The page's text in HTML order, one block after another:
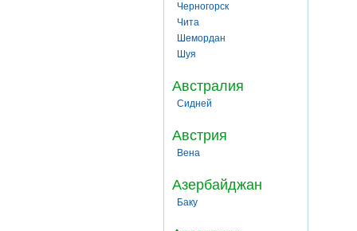
Черногорск
Чита
Шемордан
Шуя
Австралия
Сидней
Австрия
Вена
Азербайджан
Баку